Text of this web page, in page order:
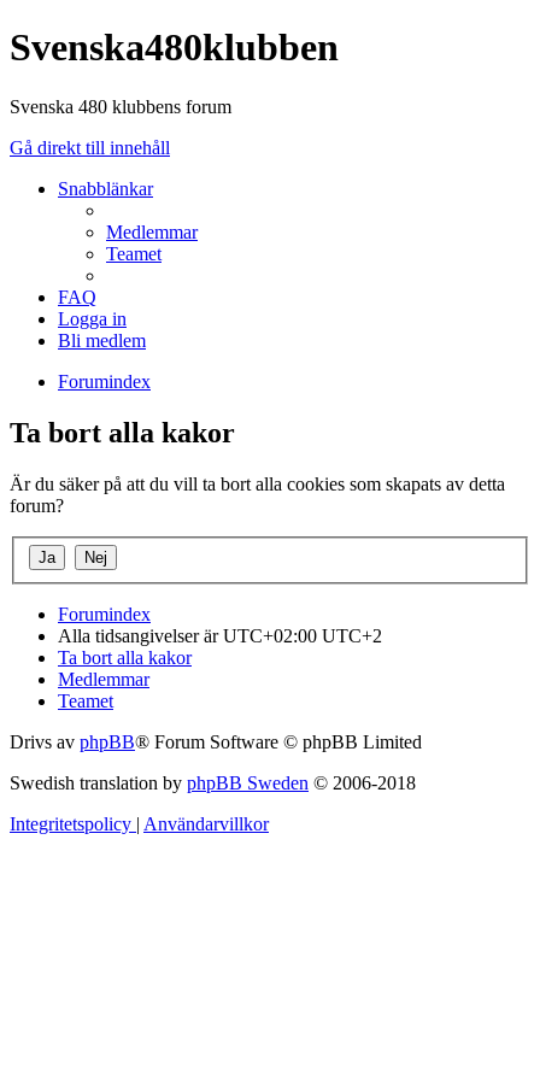
Svenska480klubben
Svenska 480 klubbens forum
Gå direkt till innehåll
Snabblänkar
Medlemmar
Teamet
FAQ
Logga in
Bli medlem
Forumindex
Ta bort alla kakor
Är du säker på att du vill ta bort alla cookies som skapats av detta
forum?
Forumindex
Alla tidsangivelser är UTC+02:00 UTC+2
Ta bort alla kakor
Medlemmar
Teamet
Drivs av phpBB® Forum Software © phpBB Limited
Swedish translation by phpBB Sweden © 2006-2018
Integritetspolicy | Användarvillkor